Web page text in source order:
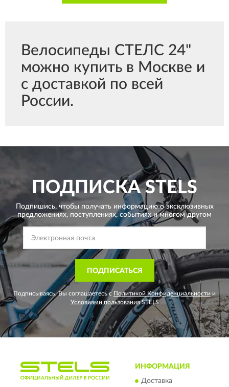
Велосипеды СТЕЛС 24"
можно купить в Москве и
с доставкой по всей
России.
ПОДПИСКАSTELS
Подпишись, чтобы получать информацию о эксклюзивных
предложениях, поступлениях, событиях и многом другом
ПОДПИСАТЬСЯ
Подписываясь, Вы соглашаетесь с Политикой Конфиденциальности и
Условиями пользованияSTELS
ИНФОРМАЦИЯ
Доставка